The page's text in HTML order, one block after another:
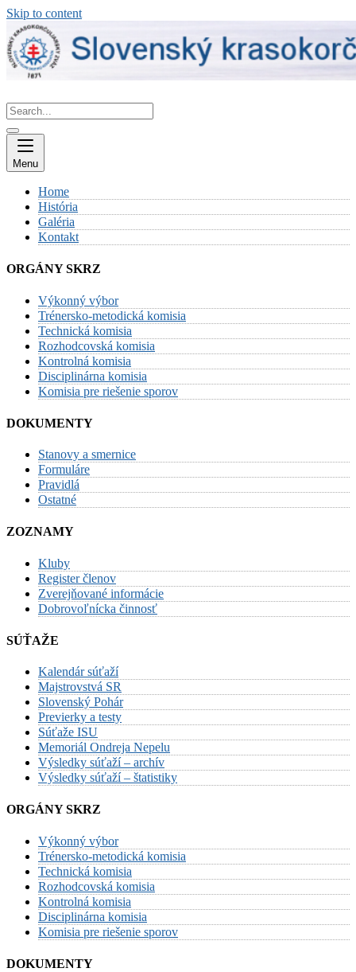
Skip to content
Menu
Home
História
Galéria
Kontakt
ORGÁNY SKRZ
Výkonný výbor
Trénersko-metodická komisia
Technická komisia
Rozhodcovská komisia
Kontrolná komisia
Disciplinárna komisia
Komisia pre riešenie sporov
DOKUMENTY
Stanovy a smernice
Formuláre
Pravidlá
Ostatné
ZOZNAMY
Kluby
Register členov
Zverejňované informácie
Dobrovoľnícka činnosť
SÚŤAŽE
Kalendár súťaží
Majstrovstvá SR
Slovenský Pohár
Previerky a testy
Súťaže ISU
Memoriál Ondreja Nepelu
Výsledky súťaží – archív
Výsledky súťaží – štatistiky
ORGÁNY SKRZ
Výkonný výbor
Trénersko-metodická komisia
Technická komisia
Rozhodcovská komisia
Kontrolná komisia
Disciplinárna komisia
Komisia pre riešenie sporov
DOKUMENTY